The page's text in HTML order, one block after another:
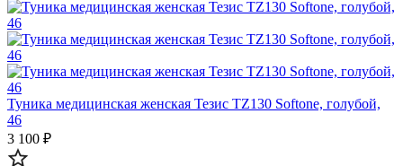
Туника медицинская женская Тезис TZ130 Softone, голубой,
46
3 100 ₽